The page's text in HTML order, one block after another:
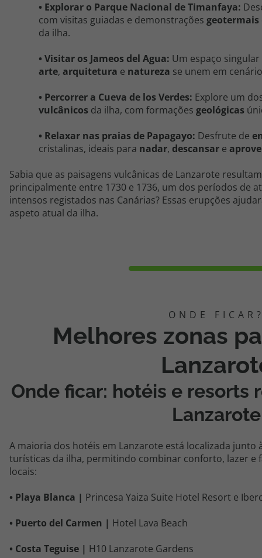
• Explorar o Parque Nacional de Timanfaya:
com visitas guiadas e demonstrações geotermais
da ilha.
• Visitar os Jameos del Agua: Um espaço
arte, arquitetura e natureza se unem em
• Percorrer a Cueva de los Verdes: Explore um
vulcânicos da ilha, com formações geológicas
• Relaxar nas praias de Papagayo: Desfrute de
cristalinas, ideais para nadar, descansar e
Sabia que as paisagens vulcânicas de Lanzarote
principalmente entre 1730 e 1736, um dos períodos de
intensos registados nas Canárias? Essas erupções
aspeto atual da ilha.
Melhores zonas
Onde ficar: hotéis e resorts
Lanzarote
A maioria dos hotéis em Lanzarote está localizada junto
turísticas da ilha, permitindo combinar conforto, lazer e
locais:
• Playa Blanca | Princesa Yaiza Suite Hotel Resort e
• Puerto del Carmen | Hotel Lava Beach
• Costa Teguise | H10 Lanzarote Gardens